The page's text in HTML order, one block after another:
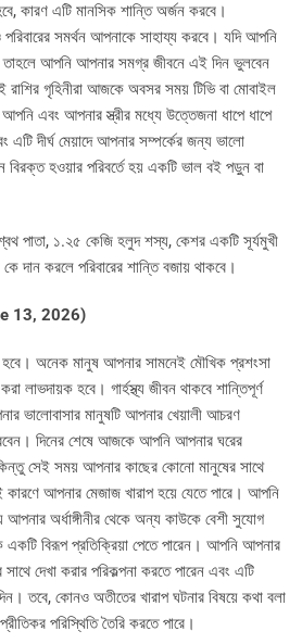
কারণ এটি মানসিক শান্তি অর্জন করবে।
সমর্থন আপনাকে সাহায্য করবে। যদি আপনি
আপনি আপনার সমগ্র জীবনে এই দিন ভুলবেন
গৃহিনীরা আজকে অবসর সময় টিভি বা মোবাইল
এবং আপনার স্ত্রীর মধ্যে উত্তেজনা ধাপে ধাপে
এটি দীর্ঘ মেয়াদে আপনার সম্পর্কের জন্য ভালো
বিরক্ত হওয়ার পরিবর্তে হয় একটি ভাল বই পড়ুন বা
পাতা, ১.২৫ কেজি হলুদ শস্য, কেশর একটি সূর্যমুখী
দান করলে পরিবারের শান্তি বজায় থাকবে।
13, 2026)
অনেক মানুষ আপনার সামনেই মৌখিক প্রশংসা
লাভদায়ক হবে। গার্হস্থ্য জীবন থাকবে শান্তিপূর্ণ
ভালোবাসার মানুষটি আপনার খেয়ালী আচরণ
দিনের শেষে আজকে আপনি আপনার ঘরের
সেই সময় আপনার কাছের কোনো মানুষের সাথে
আপনার মেজাজ খারাপ হয়ে যেতে পারে। আপনি
অর্ধাঙ্গীনীর থেকে অন্য কাউকে বেশী সুযোগ
একটি বিরূপ প্রতিক্রিয়া পেতে পারেন। আপনি আপনার
দেখা করার পরিকল্পনা করতে পারেন এবং এটি
তবে, কোনও অতীতের খারাপ ঘটনার বিষয়ে কথা বলা
পরিস্থিতি তৈরি করতে পারে।